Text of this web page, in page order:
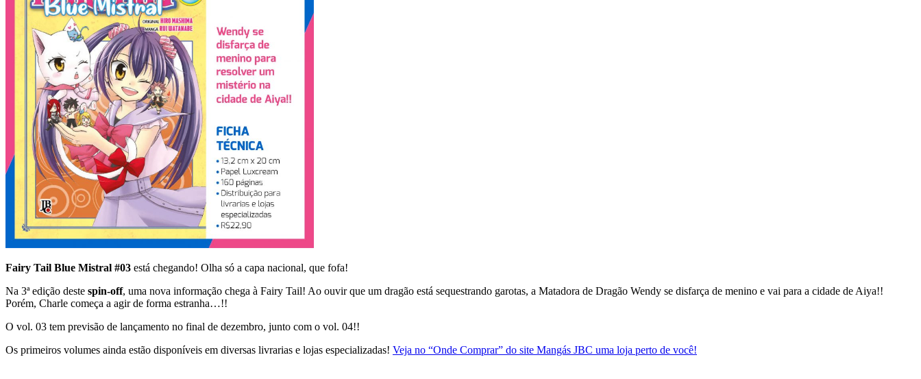
Fairy Tail Blue Mistral #03 está chegando! Olha só a capa nacional, que fofa!
Na 3ª edição deste spin-off, uma nova informação chega à Fairy Tail! Ao ouvir que um dragão está sequestrando garotas, a Matadora de Dragão Wendy se disfarça de menino e vai para a cidade de Aiya!!
Porém, Charle começa a agir de forma estranha…!!
O vol. 03 tem previsão de lançamento no final de dezembro, junto com o vol. 04!!
Os primeiros volumes ainda estão disponíveis em diversas livrarias e lojas especializadas! Veja no “Onde Comprar” do site Mangás JBC uma loja perto de você!